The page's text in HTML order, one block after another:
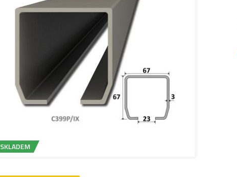
SKLADEM